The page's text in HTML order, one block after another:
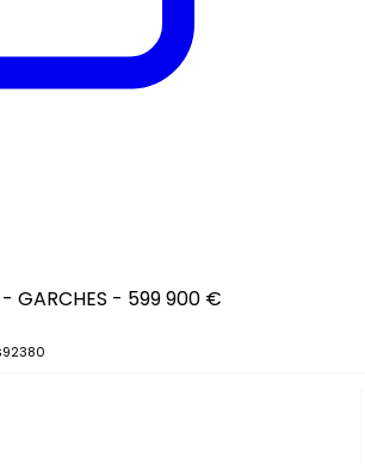
GARCHES - 599 900 €
92380